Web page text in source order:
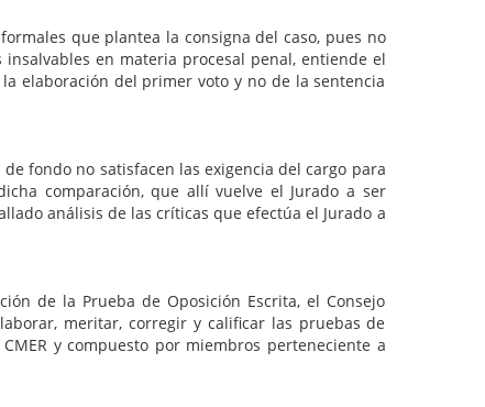
que plantea la consigna del caso, pues no
en materia procesal penal, entiende el
elaboración del primer voto y no de la sentencia
no satisfacen las exigencia del cargo para
comparación, que allí vuelve el Jurado a ser
análisis de las críticas que efectúa el Jurado a
de la Prueba de Oposición Escrita, el Consejo
meritar, corregir y calificar las pruebas de
y compuesto por miembros perteneciente a